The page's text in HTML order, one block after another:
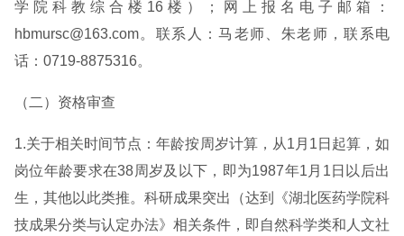
学院科教综合楼16楼）；网上报名电子邮箱：
hbmursc@163.com。联系人：马老师、朱老师，联系电
话：0719-8875316。
（二）资格审查
1.关于相关时间节点：年龄按周岁计算，从1月1日起算，如
岗位年龄要求在38周岁及以下，即为1987年1月1日以后出
生，其他以此类推。科研成果突出（达到《湖北医药学院科
技成果分类与认定办法》相关条件，即自然科学类和人文社